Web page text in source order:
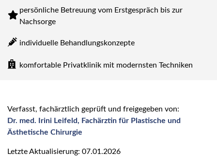
persönliche Betreuung vom Erstgespräch bis zur
Nachsorge
individuelle Behandlungskonzepte
komfortable Privatklinik mit modernsten Techniken
Verfasst, fachärztlich geprüft und freigegeben von:
Dr. med. Irini Leifeld, Fachärztin für Plastische und
Ästhetische Chirurgie
Letzte Aktualisierung: 07.01.2026